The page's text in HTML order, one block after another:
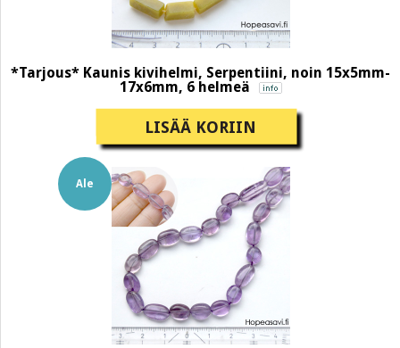
*Tarjous* Kaunis kivihelmi, Serpentiini, noin 15x5mm-
17x6mm, 6 helmeä
LISÄÄ KORIIN
Ale